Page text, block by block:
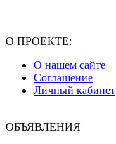
О ПРОЕКТЕ:
О нашем сайте
Соглашение
Личный кабинет
ОБЪЯВЛЕНИЯ